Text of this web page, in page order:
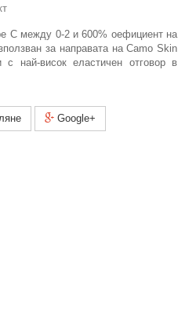
C между 0-2 и 600% оефициент на
за направата на Camo Skin
най-висок еластичен отговор в
Google+